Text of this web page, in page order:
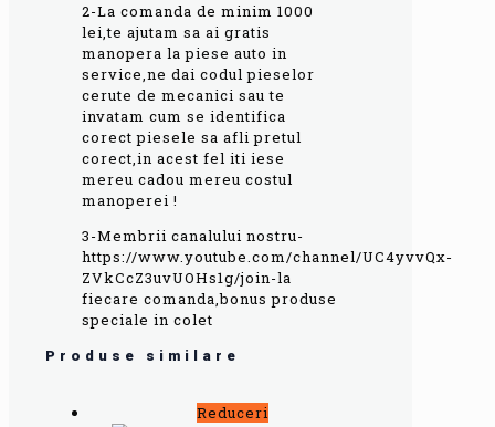
2-La comanda de minim 1000
lei,te ajutam sa ai gratis
manopera la piese auto in
service,ne dai codul pieselor
cerute de mecanici sau te
invatam cum se identifica
corect piesele sa afli pretul
corect,in acest fel iti iese
mereu cadou mereu costul
manoperei !
3-Membrii canalului nostru-
https://www.youtube.com/channel/UC4yvvQx-
ZVkCcZ3uvUOHs1g/join-la
fiecare comanda,bonus produse
speciale in colet
Produse similare
Reduceri